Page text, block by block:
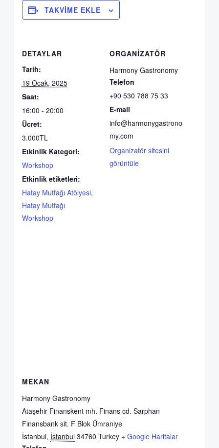
TAKVIME EKLE
DETAYLAR
Tarih:
19 Ocak, 2025
Saat:
16:00 - 20:00
Ücret:
3.000TL
Etkinlik Kategori:
Workshop
Etkinlik etiketleri:
Hatay Mutfağı Atölyesi,
Hatay Mutfağı
Workshop
ORGANIZATÖR
Harmony Gastronomy
Telefon
+90 530 788 75 33
E-mail
info@harmonygastrono
my.com
Organizatör sitesini
görüntüle
MEKAN
Harmony Gastronomy
Ataşehir Finanskent mh. Finans cd. Sarphan
Finansbank sit. F Blok Ümraniye
İstanbul, İstanbul 34760 Turkey + Google Haritalar